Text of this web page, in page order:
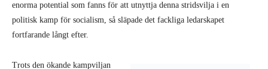
enorma potential som fanns för att utnyttja denna stridsvilja i en
politisk kamp för socialism, så släpade det fackliga ledarskapet
fortfarande långt efter.
Trots den ökande kampviljan